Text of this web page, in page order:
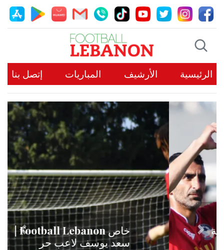
الرئيسية الأرشيف المباريات إتصل بنا
خاص Football Lebanon |
سعد يوسف لاعب حرPrevious
Next